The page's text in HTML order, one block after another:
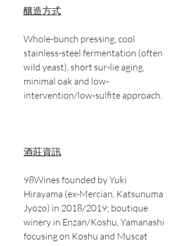
釀造方式
Whole-bunch pressing, cool
stainless-steel fermentation (often
wild yeast), short sur-lie aging,
minimal oak and low-
intervention/low-sulfite approach.
酒莊資訊
98Wines founded by Yuki
Hirayama (ex-Mercian, Katsunuma
Jyozo) in 2018/2019; boutique
winery in Enzan/Koshu, Yamanashi
focusing on Koshu and Muscat